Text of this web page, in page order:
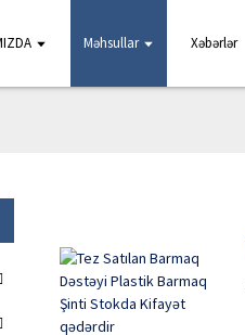
Məhsullar Xəbərlər